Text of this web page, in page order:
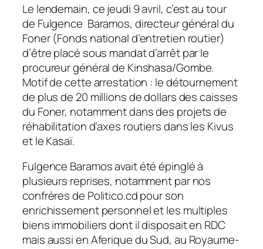
Le lendemain, ce jeudi 9 avril, c’est au tour
de Fulgence Baramos, directeur général du
Foner (Fonds national d’entretien routier)
d’être placé sous mandat d’arrêt par le
procureur général de Kinshasa/Gombe.
Motif de cette arrestation : le détournement
de plus de 20 millions de dollars des caisses
du Foner, notamment dans des projets de
réhabilitation d’axes routiers dans les Kivus
et le Kasaï.
Fulgence Baramos avait été épinglé à
plusieurs reprises, notamment par nos
confrères de Politico.cd pour son
enrichissement personnel et les multiples
biens immobiliers dont il disposait en RDC
mais aussi en Aferique du Sud, au Royaume-